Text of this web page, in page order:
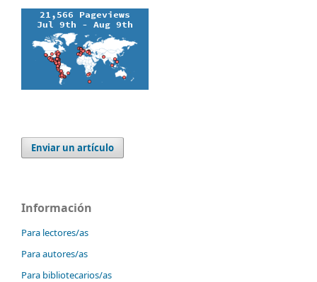
Enviar un artículo
Información
Para lectores/as
Para autores/as
Para bibliotecarios/as